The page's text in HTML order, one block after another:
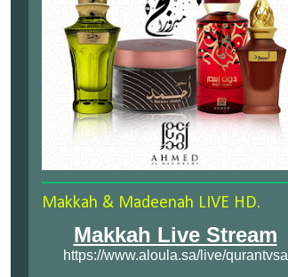
Makkah & Madeenah LIVE HD.
Makkah Live Stream
https://www.aloula.sa/live/qurantvsa